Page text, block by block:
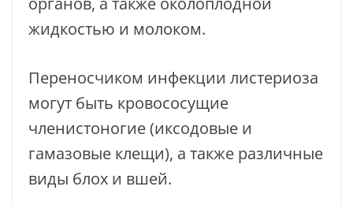
жидкостью и молоком.
Переносчиком инфекции листериоза
могут быть кровососущие
членистоногие (иксодовые и
гамазовые клещи), а также различные
виды блох и вшей.